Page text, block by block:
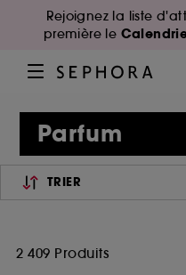
Rejoignez la liste
première le
Parfum
TRIER
2 409 Produits